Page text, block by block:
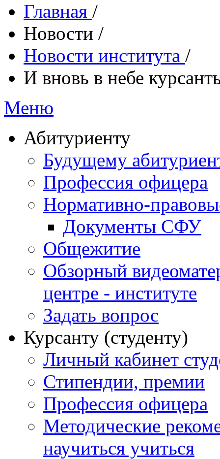
Главная /
Новости /
Новости института /
И вновь в небе
Меню
Абитуриенту
Будущему
Профессия офицера
Нормативно-
Документы СФУ
Общежитие
Обзорный
центре - институте
Задать вопрос
Курсанту (студенту)
Личный кабинет
Стипендии, премии
Профессия офицера
Методические
научиться учиться